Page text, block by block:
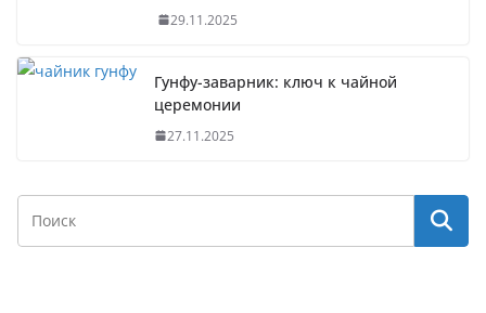
29.11.2025
Гунфу-заварник: ключ к чайной
церемонии
27.11.2025